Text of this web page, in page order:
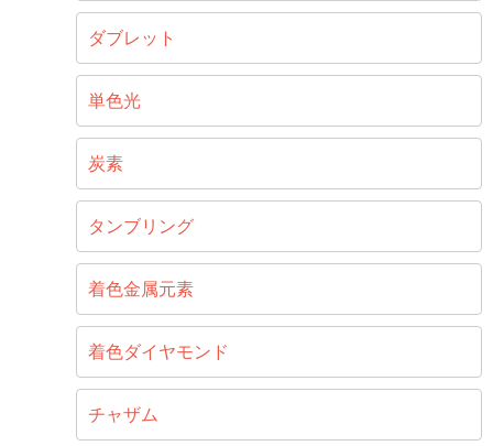
ダブレット
単色光
炭素
タンブリング
着色金属元素
着色ダイヤモンド
チャザム